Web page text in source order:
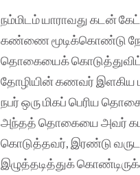
நம்மிடம் யாராவது கடன்
கண்ணை மூடிக்கொண்டு நோ
தொகையைக்
தோழியின் கணவர் இளகிய
நபர் ஒரு மிகப் பெரிய
அந்தத் தொகையை அவர்
கொடுத்தவர், இரண்டு
இழுத்தடித்துக்